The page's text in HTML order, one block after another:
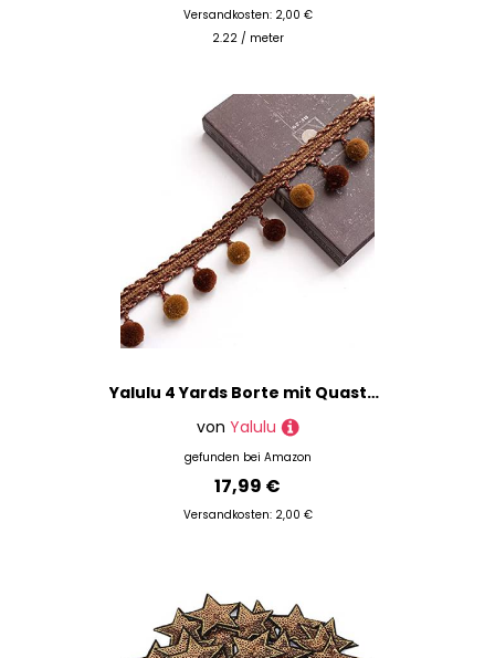
Versandkosten: 2,00 €
2.22 / meter
Yalulu 4 Yards Borte mit Quasten, Hängende Pompom Fransen Quaste Kugel Trim Stoffband Fransenband Kugelquaste Trimmen Quastenborte Vorhangborte Vorhang Dekoborte (Tiefer Kaffee)
von Yalulu
gefunden bei Amazon
17,99 €
Versandkosten: 2,00 €